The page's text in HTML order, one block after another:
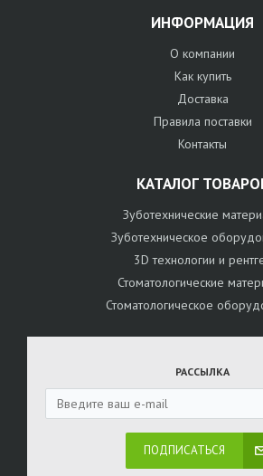
ИНФОРМАЦИЯ
О компании
Как купить
Доставка
Правила поставки
Контакты
КАТАЛОГ
Зуботехнические
Зуботехническое
3D технологии и
Стоматологические
Стоматологическое
РАССЫЛКА
ПОДПИСАТЬСЯ